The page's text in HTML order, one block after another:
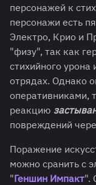
персонажей к
персонажи есть
Электро, Крио и
"физу", так как
стихийного
отрядах. Однако
оперативниками,
реакцию
повреждений
Поражение
можно сранить с
"Геншин Импакт".